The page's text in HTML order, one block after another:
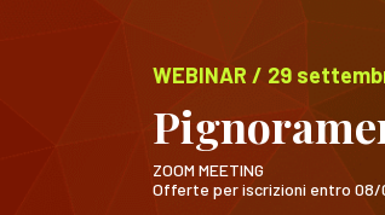
WEBINAR / 29
ZOOM MEETING
Offerte per iscrizioni entro 08/